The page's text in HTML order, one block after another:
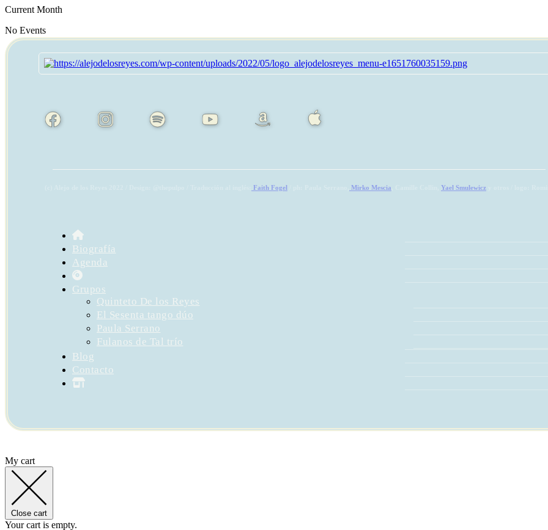
Current Month
No Events
Faith Fogel Mirko Mescia Yael Smulewicz
Biografía
Agenda
Grupos
Quinteto De los Reyes
El Sesenta tango dúo
Paula Serrano
Fulanos de Tal trío
Blog
Contacto
My cart
Close cart
Your cart is empty.